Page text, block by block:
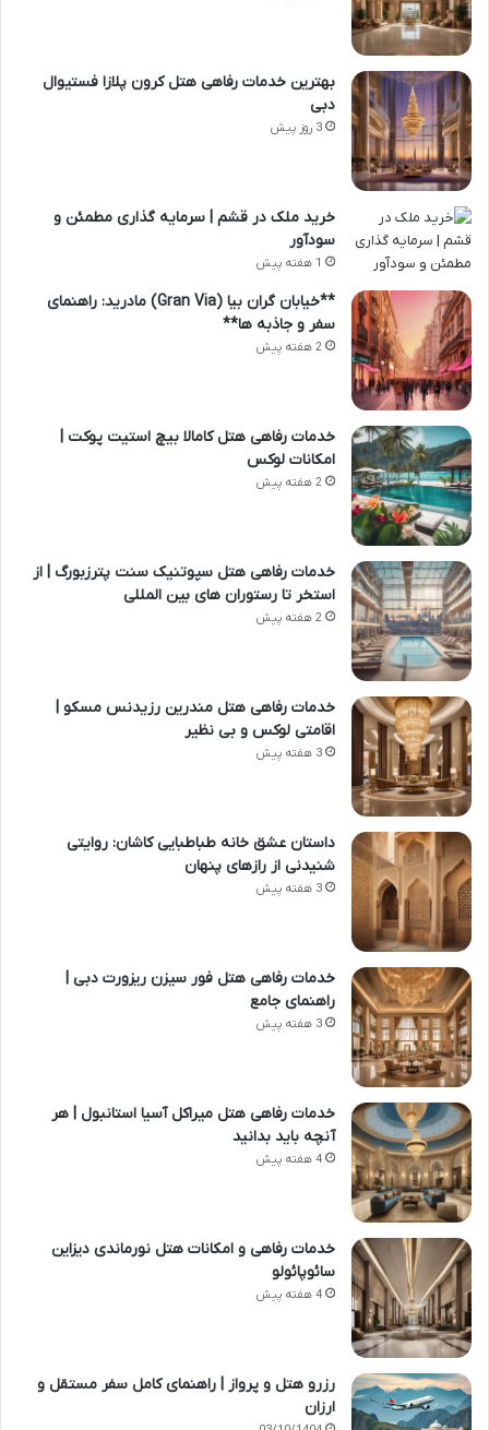
بهترین خدمات رفاهی هتل کرون پلازا فستیوال
دبی
3 روز پیش
خرید ملک در قشم | سرمایه گذاری مطمئن و
سودآور
1 هفته پیش
**خیابان گران بیا (Gran Via) مادرید: راهنمای
سفر و جاذبه ها**
2 هفته پیش
خدمات رفاهی هتل کامالا بیچ استیت پوکت |
امکانات لوکس
2 هفته پیش
خدمات رفاهی هتل سپوتنیک سنت پترزبورگ | از
استخر تا رستوران های بین المللی
2 هفته پیش
خدمات رفاهی هتل مندرین رزیدنس مسکو |
اقامتی لوکس و بی نظیر
3 هفته پیش
داستان عشق خانه طباطبایی کاشان: روایتی
شنیدنی از رازهای پنهان
3 هفته پیش
خدمات رفاهی هتل فور سیزن ریزورت دبی |
راهنمای جامع
3 هفته پیش
خدمات رفاهی هتل میراکل آسیا استانبول | هر
آنچه باید بدانید
4 هفته پیش
خدمات رفاهی و امکانات هتل نورماندی دیزاین
سائوپائولو
4 هفته پیش
رزرو هتل و پرواز | راهنمای کامل سفر مستقل و
ارزان